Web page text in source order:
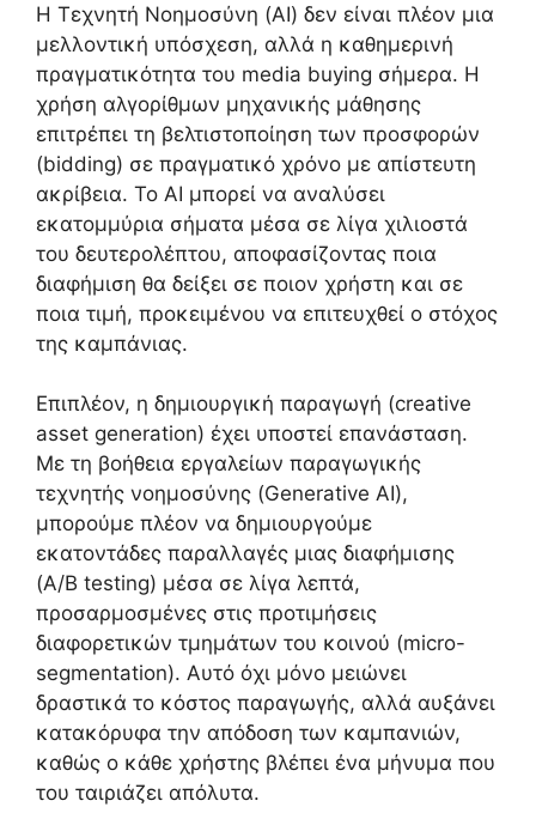
Η Τεχνητή Νοημοσύνη (AI) δεν είναι πλέον μια
μελλοντική υπόσχεση, αλλά η καθημερινή
πραγματικότητα του media buying σήμερα. Η
χρήση αλγορίθμων μηχανικής μάθησης
επιτρέπει τη βελτιστοποίηση των προσφορών
(bidding) σε πραγματικό χρόνο με απίστευτη
ακρίβεια. Το AI μπορεί να αναλύσει
εκατομμύρια σήματα μέσα σε λίγα χιλιοστά
του δευτερολέπτου, αποφασίζοντας ποια
διαφήμιση θα δείξει σε ποιον χρήστη και σε
ποια τιμή, προκειμένου να επιτευχθεί ο στόχος
της καμπάνιας.
Επιπλέον, η δημιουργική παραγωγή (creative
asset generation) έχει υποστεί επανάσταση.
Με τη βοήθεια εργαλείων παραγωγικής
τεχνητής νοημοσύνης (Generative AI),
μπορούμε πλέον να δημιουργούμε
εκατοντάδες παραλλαγές μιας διαφήμισης
(A/B testing) μέσα σε λίγα λεπτά,
προσαρμοσμένες στις προτιμήσεις
διαφορετικών τμημάτων του κοινού (micro-
segmentation). Αυτό όχι μόνο μειώνει
δραστικά το κόστος παραγωγής, αλλά αυξάνει
κατακόρυφα την απόδοση των καμπανιών,
καθώς ο κάθε χρήστης βλέπει ένα μήνυμα που
του ταιριάζει απόλυτα.